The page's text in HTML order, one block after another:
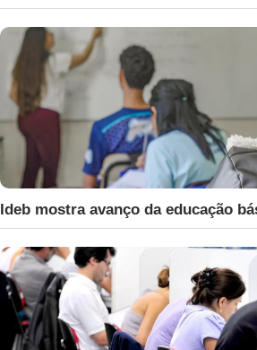
Ideb mostra avanço da educação